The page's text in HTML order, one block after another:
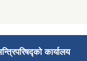
कार्यालय